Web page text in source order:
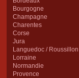
Bourgogne
Champagne
Charentes
Corse
Jura
Languedoc / Roussillon
Lorraine
Normandie
Provence